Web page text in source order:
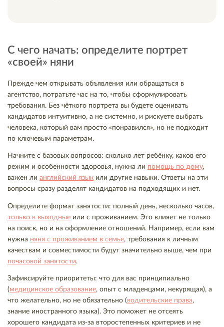
С чего начать: определите портрет
«своей» няни
Прежде чем открывать объявления или обращаться в
агентство, потратьте час на то, чтобы сформулировать
требования. Без чёткого портрета вы будете оценивать
кандидатов интуитивно, а не системно, и рискуете выбрать
человека, который вам просто «понравился», но не подходит
по ключевым параметрам.
Начните с базовых вопросов: сколько лет ребёнку, каков его
режим и особенности здоровья, нужна ли помощь по дому,
важен ли английский язык или другие навыки. Ответы на эти
вопросы сразу разделят кандидатов на подходящих и нет.
Определите формат занятости: полный день, несколько часов,
только в выходные или с проживанием. Это влияет не только
на поиск, но и на оформление отношений. Например, если вам
нужна няня с проживанием в семье, требования к личным
качествам и совместимости будут значительно выше, чем при
почасовой занятости.
Зафиксируйте приоритеты: что для вас принципиально
(медицинское образование, опыт с младенцами, некурящая), а
что желательно, но не обязательно (водительские права,
знание иностранного языка). Это поможет не отсеять
хорошего кандидата из-за второстепенных критериев и не